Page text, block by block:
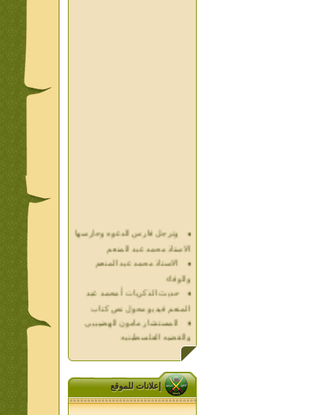
الاستاذ محمد عبد المنعم
الاستاذ محمد عبد المنعم
والوفاء
حديث الذكريات أ محمد عبد
المنعم فيديو محول نص كتاب
والقضيه الفلسطينيه
فلسطين ده كان زمان
العداله الغائبه ( الدرع الواقى )
الاقصى فى قلوبنا
خواطر الحج
الاخوان فى حرب فلسطين
إعلانات للموقع